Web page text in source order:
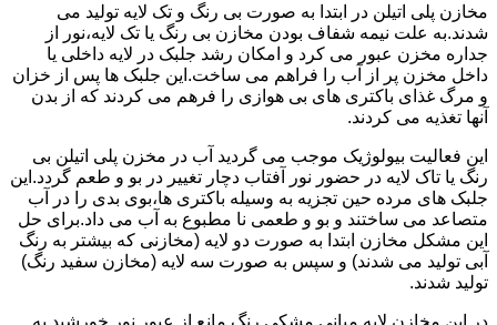
مخازن پلی اتیلن در ابتدا به صورت بی رنگ و تک لایه تولید می
شدند.به علت نیمه شفاف بودن مخازن بی رنگ یا تک لایه،نور از
جداره مخزن عبور می کرد و امکان رشد جلبک در لایه داخلی یا
داخل مخزن پر از آب را فراهم می ساخت.این جلبک ها پس از خزان
و مرگ غذای باکتری های بی هوازی را فرهم می کردند که از بدن
آنها تغذیه می کردند.
این فعالیت بیولوژیک موجب می گردید آب در مخزن پلی اتیلن بی
رنگ یا تاک لایه در حضور نور آفتاب دچار تغییر در بو و طعم گردد.این
جلبک های مرده حین تجزیه به وسیله باکتری ها،بوی بدی را در آب
متصاعد می ساختند و بو و طعمی نا مطبوع به آب می داد.برای حل
این مشکل مخازن ابتدا به صورت دو لایه (مخازنی که بیشتر به رنگ
آبی تولید می شدند) و سپس به صورت سه لایه (مخازن سفید رنگ)
تولید شدند.
در این مخازن لایه میانی مشکی رنگ مانع از عبور نور خورشید به